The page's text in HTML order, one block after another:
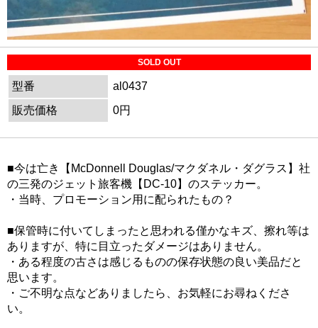
SOLD OUT
型番
al0437
販売価格
0円
■今は亡き【McDonnell Douglas/マクダネル・ダグラス】社
の三発のジェット旅客機【DC-10】のステッカー。
・当時、プロモーション用に配られたもの？
■保管時に付いてしまったと思われる僅かなキズ、擦れ等は
ありますが、特に目立ったダメージはありません。
・ある程度の古さは感じるものの保存状態の良い美品だと
思います。
・ご不明な点などありましたら、お気軽にお尋ねくださ
い。